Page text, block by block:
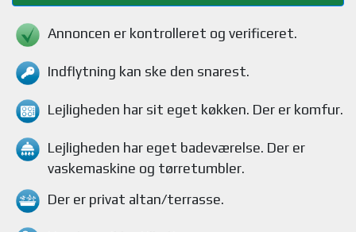
Annoncen er kontrolleret og verificeret.
Indflytning kan ske den snarest.
Lejligheden har sit eget køkken. Der er komfur.
Lejligheden har eget badeværelse. Der er
vaskemaskine og tørretumbler.
Der er privat altan/terrasse.